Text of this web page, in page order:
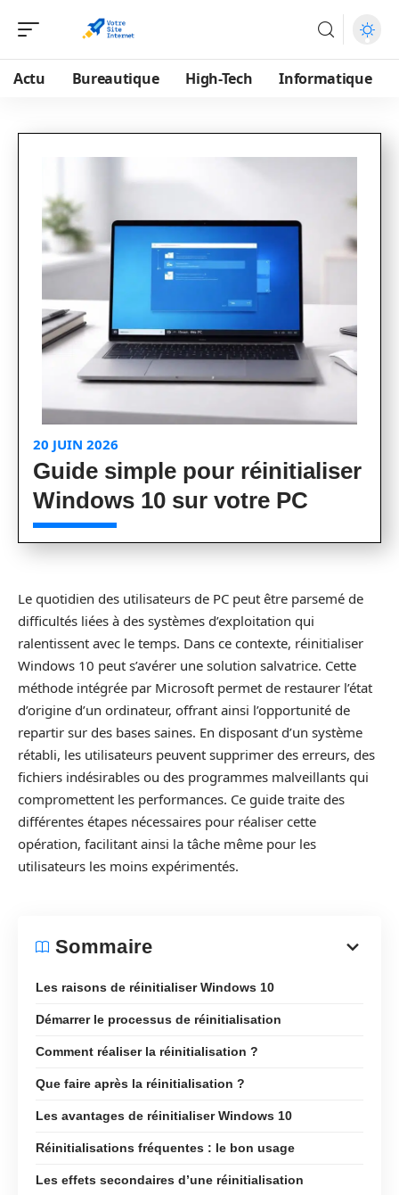
Actu Bureautique High-Tech Informatique
20 JUIN 2026
Guide simple pour réinitialiser
Windows 10 sur votre PC
Le quotidien des utilisateurs de PC peut être parsemé de
difficultés liées à des systèmes d’exploitation qui
ralentissent avec le temps. Dans ce contexte, réinitialiser
Windows 10 peut s’avérer une solution salvatrice. Cette
méthode intégrée par Microsoft permet de restaurer l’état
d’origine d’un ordinateur, offrant ainsi l’opportunité de
repartir sur des bases saines. En disposant d’un système
rétabli, les utilisateurs peuvent supprimer des erreurs, des
fichiers indésirables ou des programmes malveillants qui
compromettent les performances. Ce guide traite des
différentes étapes nécessaires pour réaliser cette
opération, facilitant ainsi la tâche même pour les
utilisateurs les moins expérimentés.
Sommaire
Les raisons de réinitialiser Windows 10
Démarrer le processus de réinitialisation
Comment réaliser la réinitialisation ?
Que faire après la réinitialisation ?
Les avantages de réinitialiser Windows 10
Réinitialisations fréquentes : le bon usage
Les effets secondaires d’une réinitialisation